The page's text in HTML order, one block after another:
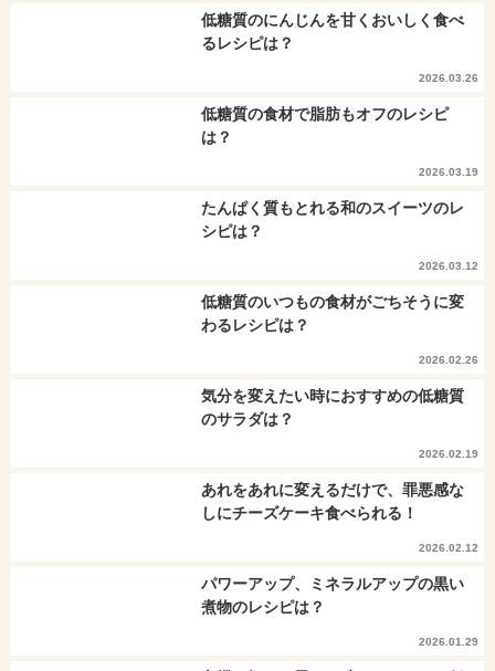
低糖質のにんじんを甘くおいしく食べ
るレシピは？
2026.03.26
低糖質の食材で脂肪もオフのレシピ
は？
2026.03.19
たんぱく質もとれる和のスイーツのレ
シピは？
2026.03.12
低糖質のいつもの食材がごちそうに変
わるレシピは？
2026.02.26
気分を変えたい時におすすめの低糖質
のサラダは？
2026.02.19
あれをあれに変えるだけで、罪悪感な
しにチーズケーキ食べられる！
2026.02.12
パワーアップ、ミネラルアップの黒い
煮物のレシピは？
2026.01.29